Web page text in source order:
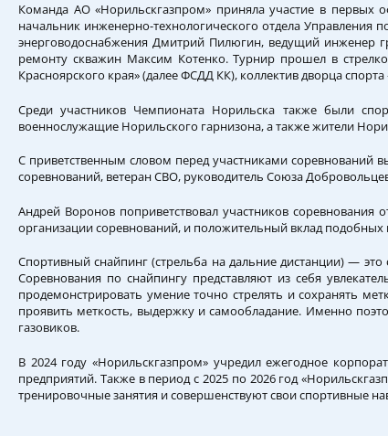
Команда АО «Норильскгазпром» приняла участие в первых
начальник инженерно-технологического отдела
энерговодоснабжения Дмитрий Пилюгин, ведущий инженер
ремонту скважин Максим Котенко. Турнир прошел в
Красноярского края» (далее ФСДД КК), коллектив дворца спорта
Среди участников Чемпионата Норильска также были
военнослужащие Норильского гарнизона, а также жители
С приветственным словом перед участниками соревнований
соревнований, ветеран СВО, руководитель Союза
Андрей Воронов поприветствовал участников
организации соревнований, и положительный вклад
Спортивный снайпинг (стрельба на дальние дистанции) —
Соревнования по снайпингу представляют из себя
продемонстрировать умение точно стрелять и сохранять
проявить меткость, выдержку и самообладание. Именно
газовиков.
В 2024 году «Норильскгазпром» учредил ежегодное
предприятий. Также в период с 2025 по 2026 год
тренировочные занятия и совершенствуют свои спортивные